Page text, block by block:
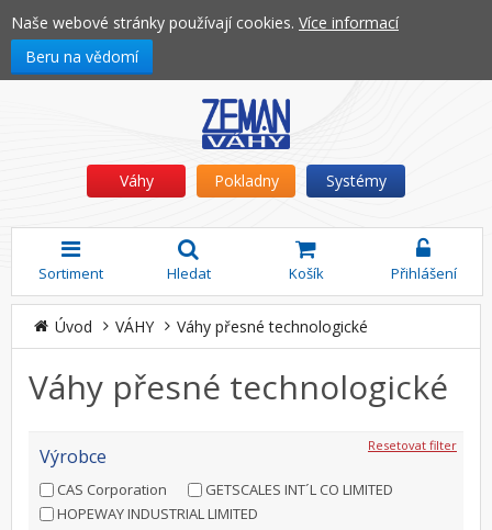
Naše webové stránky používají cookies. Více informací
Beru na vědomí
Váhy Pokladny Systémy
Sortiment Hledat Košík Přihlášení
Úvod VÁHY Váhy přesné technologické
Váhy přesné technologické
Resetovat filter
Výrobce
CAS Corporation
GETSCALES INT´L CO LIMITED
HOPEWAY INDUSTRIAL LIMITED